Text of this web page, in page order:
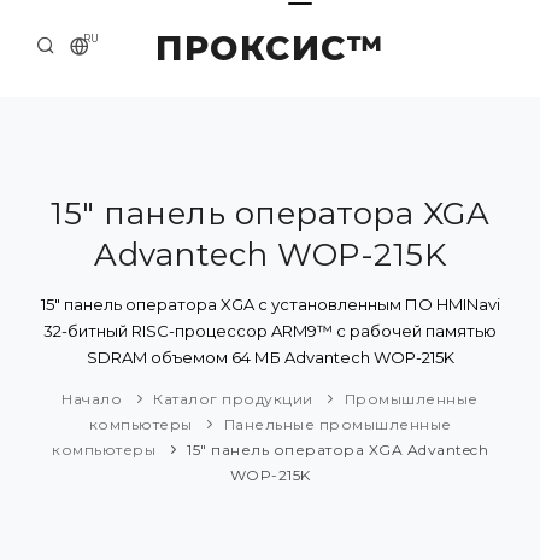
ПРОКСИС™
RU
О КОМПАНИИ
ПРИМЕРЫ И РЕШЕНИЯ
КАТАЛОГ ПРОДУКЦИИ
ПРЕСС-ЦЕНТР
15" панель оператора XGA
Advantech WOP-215K
15" панель оператора XGA с установленным ПО HMINavi
32-битный RISC-процессор ARM9™ с рабочей памятью
SDRAM объемом 64 МБ Advantech WOP-215K
Начало Каталог продукции
Промышленные
компьютеры
Панельные промышленные
компьютеры
15" панель оператора XGA Advantech
WOP-215K